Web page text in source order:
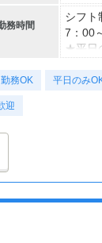
★平日
★短期
務時間
シフト
7：00
★平日
務OK 平日のみ
迎